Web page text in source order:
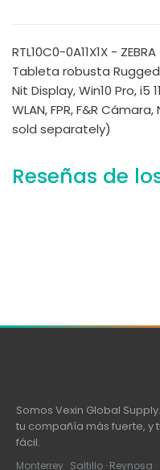
RTL10C0-0A11X1X -
Tableta robusta Rugged
Nit Display, Win10 Pro, i5
WLAN, FPR, F&R
sold separately)
Reseñas de
Somos Vexin Global
tu compañía más fuerte, y
fácil.
Monterrey · Saltillo · Reynosa